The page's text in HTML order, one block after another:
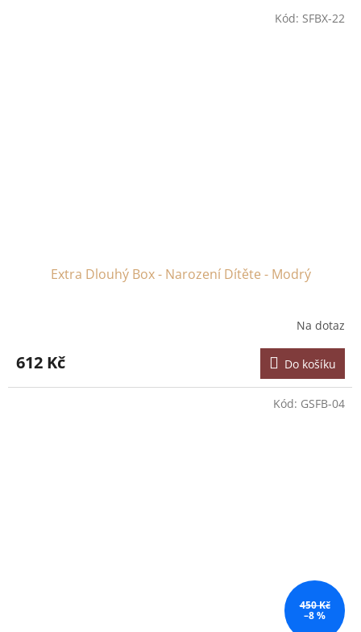
Extra Dlouhý Box - Narození Dítěte - Modrý
Na dotaz
612 Kč Do košíku
Kód: SFBX-22
450 Kč
–8 %
Kód: GSFB-04